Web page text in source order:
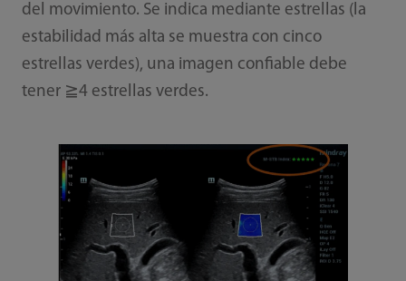
del movimiento. Se indica mediante estrellas (la
estabilidad más alta se muestra con cinco
estrellas verdes), una imagen confiable debe
tener ≧4 estrellas verdes.